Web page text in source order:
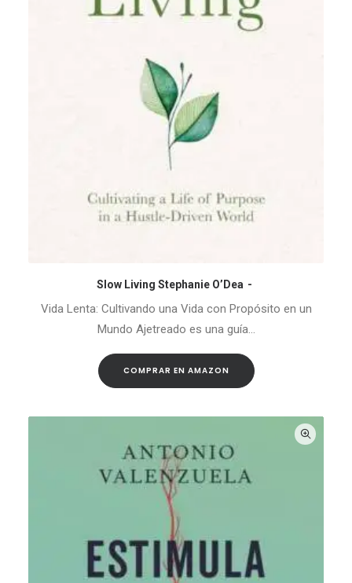
COMPRAR EN AMAZON
Slow Living Stephanie O’Dea
Vida Lenta: Cultivando una Vida con Propósito en un
Mundo Ajetreado es una guía…
COMPRAR EN AMAZON